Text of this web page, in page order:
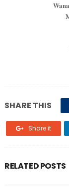
SHARE THIS
Share it
RELATED POSTS